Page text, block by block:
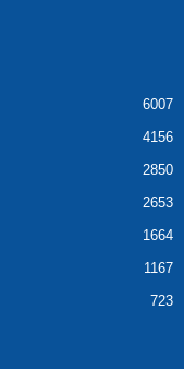
6007
4156
2850
2653
1664
1167
723